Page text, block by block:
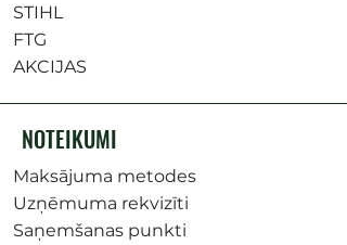
STIHL
FTG
AKCIJAS
NOTEIKUMI
Maksājuma metodes
Uzņēmuma rekvizīti
Saņemšanas punkti